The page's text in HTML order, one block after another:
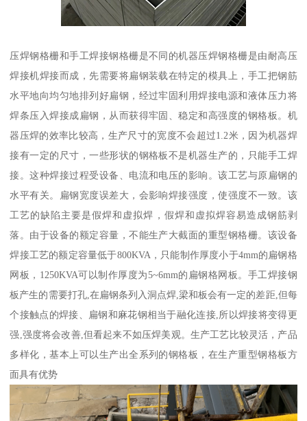
压焊钢格栅和手工焊接钢格栅是不同的机器压焊钢格栅是由耐高压
焊接机焊接而成，先需要将扁钢装载在特定的模具上，手工把钢筋
水平地向均匀地排列好扁钢，经过牢固利用焊接电源和液体压力将
焊条压入焊接成扁钢，从而获得牢固、稳定和高强度的钢格板。机
器压焊的效率比较高，生产尺寸的宽度不会超过1.2米，因为机器焊
接有一定的尺寸，一些形状的钢格板不是机器生产的，只能手工焊
接。这种焊接过程受设备、电流和电压的影响。该工艺与原扁钢的
水平有关。扁钢宽度误差大，会影响焊接强度，使强度不一致。该
工艺的缺陷主要是假焊和虚拟焊，假焊和虚拟焊容易造成钢筋剥
落。由于设备的额定容量，不能生产大截面的重型钢格栅。该设备
焊接工艺的额定容量低于800KVA，只能制作厚度小于4mm的扁钢格
网板，1250KVA可以制作厚度为5~6mm的扁钢格网板。手工焊接钢
板产生的需要打孔,在扁钢条列入洞点焊,梁和板会有一定的差距,但每
个接触点的焊接、扁钢和麻花钢相当于融化连接,所以焊接将变得更
强,强度将会改善,但看起来不如压焊美观。生产工艺比较灵活，产品
多样化，基本上可以生产出全系列的钢格板，在生产重型钢格板方
面具有优势